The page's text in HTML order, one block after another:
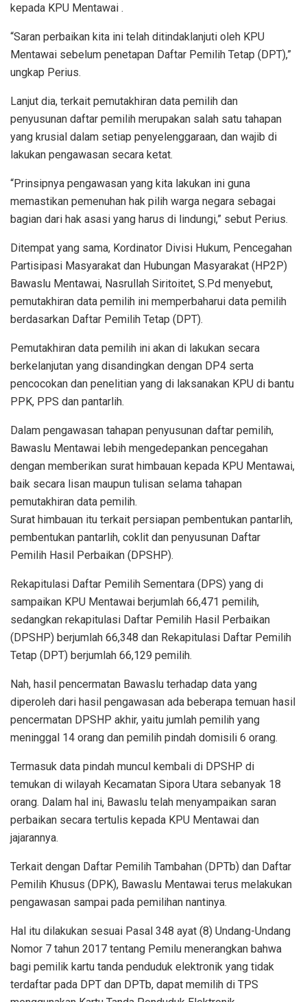
kepada KPU Mentawai .
“Saran perbaikan kita ini telah ditindaklanjuti oleh KPU
Mentawai sebelum penetapan Daftar Pemilih Tetap (DPT),”
ungkap Perius.
Lanjut dia, terkait pemutakhiran data pemilih dan
penyusunan daftar pemilih merupakan salah satu tahapan
yang krusial dalam setiap penyelenggaraan, dan wajib di
lakukan pengawasan secara ketat.
“Prinsipnya pengawasan yang kita lakukan ini guna
memastikan pemenuhan hak pilih warga negara sebagai
bagian dari hak asasi yang harus di lindungi,” sebut Perius.
Ditempat yang sama, Kordinator Divisi Hukum, Pencegahan
Partisipasi Masyarakat dan Hubungan Masyarakat (HP2P)
Bawaslu Mentawai, Nasrullah Siritoitet, S.Pd menyebut,
pemutakhiran data pemilih ini memperbaharui data pemilih
berdasarkan Daftar Pemilih Tetap (DPT).
Pemutakhiran data pemilih ini akan di lakukan secara
berkelanjutan yang disandingkan dengan DP4 serta
pencocokan dan penelitian yang di laksanakan KPU di bantu
PPK, PPS dan pantarlih.
Dalam pengawasan tahapan penyusunan daftar pemilih,
Bawaslu Mentawai lebih mengedepankan pencegahan
dengan memberikan surat himbauan kepada KPU Mentawai,
baik secara lisan maupun tulisan selama tahapan
pemutakhiran data pemilih.
Surat himbauan itu terkait persiapan pembentukan pantarlih,
pembentukan pantarlih, coklit dan penyusunan Daftar
Pemilih Hasil Perbaikan (DPSHP).
Rekapitulasi Daftar Pemilih Sementara (DPS) yang di
sampaikan KPU Mentawai berjumlah 66,471 pemilih,
sedangkan rekapitulasi Daftar Pemilih Hasil Perbaikan
(DPSHP) berjumlah 66,348 dan Rekapitulasi Daftar Pemilih
Tetap (DPT) berjumlah 66,129 pemilih.
Nah, hasil pencermatan Bawaslu terhadap data yang
diperoleh dari hasil pengawasan ada beberapa temuan hasil
pencermatan DPSHP akhir, yaitu jumlah pemilih yang
meninggal 14 orang dan pemilih pindah domisili 6 orang.
Termasuk data pindah muncul kembali di DPSHP di
temukan di wilayah Kecamatan Sipora Utara sebanyak 18
orang. Dalam hal ini, Bawaslu telah menyampaikan saran
perbaikan secara tertulis kepada KPU Mentawai dan
jajarannya.
Terkait dengan Daftar Pemilih Tambahan (DPTb) dan Daftar
Pemilih Khusus (DPK), Bawaslu Mentawai terus melakukan
pengawasan sampai pada pemilihan nantinya.
Hal itu dilakukan sesuai Pasal 348 ayat (8) Undang-Undang
Nomor 7 tahun 2017 tentang Pemilu menerangkan bahwa
bagi pemilik kartu tanda penduduk elektronik yang tidak
terdaftar pada DPT dan DPTb, dapat memilih di TPS